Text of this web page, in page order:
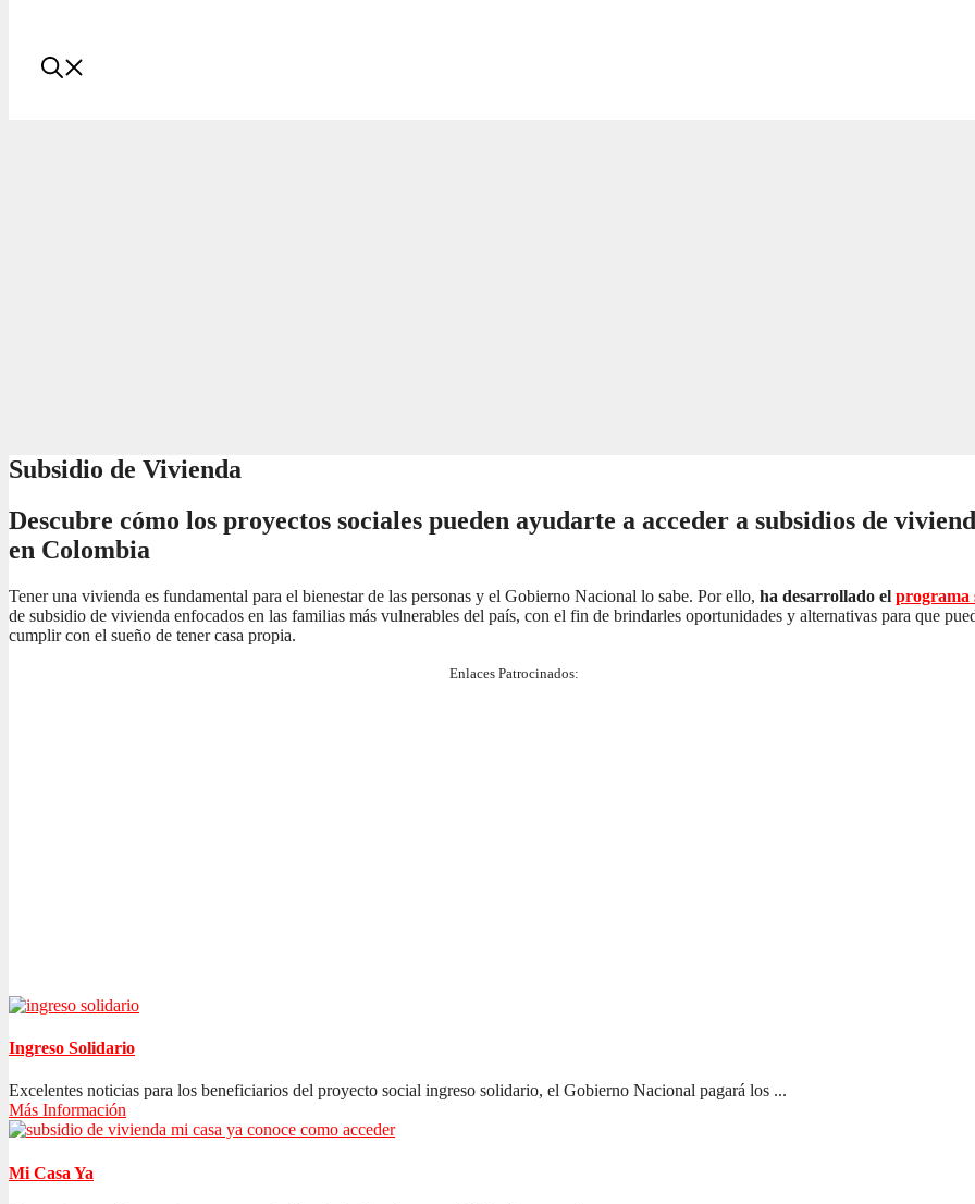
Subsidio de Vivienda
Descubre cómo los proyectos sociales pueden ayudarte a acceder a subsidios de
en Colombia
Tener una vivienda es fundamental para el bienestar de las personas y el Gobierno Nacional lo sabe. Por ello, ha desarrollado el programa
de subsidio de vivienda enfocados en las familias más vulnerables del país, con el fin de brindarles oportunidades y alternativas para que
cumplir con el sueño de tener casa propia.
Enlaces Patrocinados:
Ingreso Solidario
Excelentes noticias para los beneficiarios del proyecto social ingreso solidario, el Gobierno Nacional pagará los ...
Más Información
Mi Casa Ya